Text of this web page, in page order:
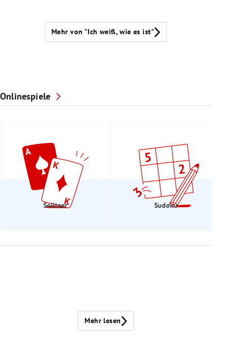
Mehr von "Ich weiß, wie es ist"
Onlinespiele
Solitaer Sudoku
Mehr lesen